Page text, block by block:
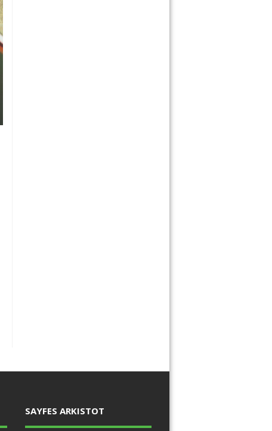
SAYFES ARKISTOT